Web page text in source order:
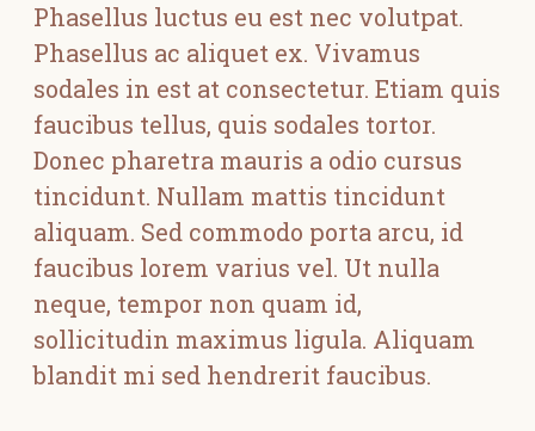
Phasellus luctus eu est nec volutpat.
Phasellus ac aliquet ex. Vivamus
sodales in est at consectetur. Etiam quis
faucibus tellus, quis sodales tortor.
Donec pharetra mauris a odio cursus
tincidunt. Nullam mattis tincidunt
aliquam. Sed commodo porta arcu, id
faucibus lorem varius vel. Ut nulla
neque, tempor non quam id,
sollicitudin maximus ligula. Aliquam
blandit mi sed hendrerit faucibus.